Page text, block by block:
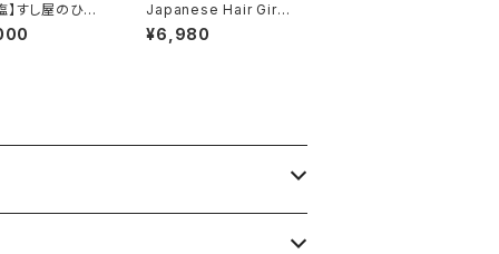
】すし屋のひと
レターパ
品
Japanese Hair Giraf
fe
¥6,980